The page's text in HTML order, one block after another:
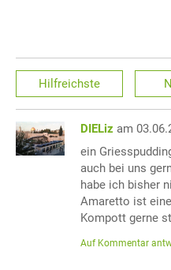
Hilfreichste
DIELiz am
ein
auch bei uns
habe ich bisher
Amaretto ist
Kompott gerne
Auf Kommentar